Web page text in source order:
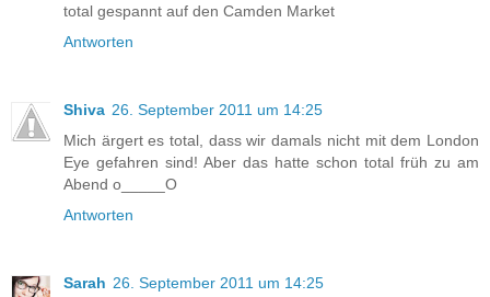
total gespannt auf den Camden Market
Antworten
Shiva 26. September 2011 um 14:25
Mich ärgert es total, dass wir damals nicht mit dem London
Eye gefahren sind! Aber das hatte schon total früh zu am
Abend o_____O
Antworten
Sarah 26. September 2011 um 14:25